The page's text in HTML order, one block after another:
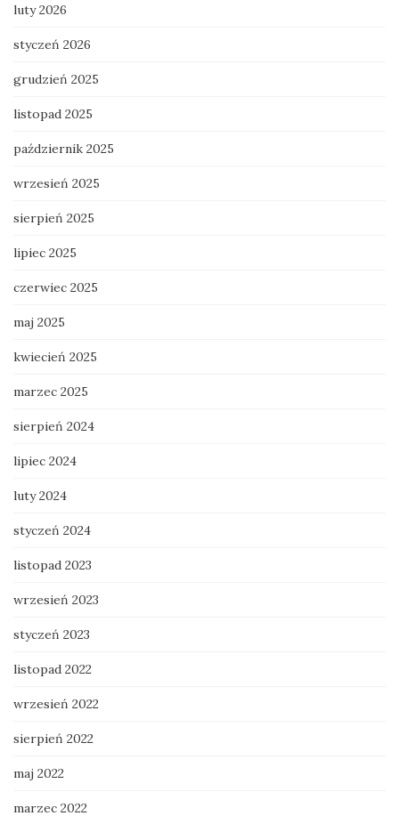
luty 2026
styczeń 2026
grudzień 2025
listopad 2025
październik 2025
wrzesień 2025
sierpień 2025
lipiec 2025
czerwiec 2025
maj 2025
kwiecień 2025
marzec 2025
sierpień 2024
lipiec 2024
luty 2024
styczeń 2024
listopad 2023
wrzesień 2023
styczeń 2023
listopad 2022
wrzesień 2022
sierpień 2022
maj 2022
marzec 2022